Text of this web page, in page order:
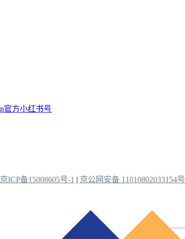
京ICP备15008605号-1 | 京公网安备 11010802033154号